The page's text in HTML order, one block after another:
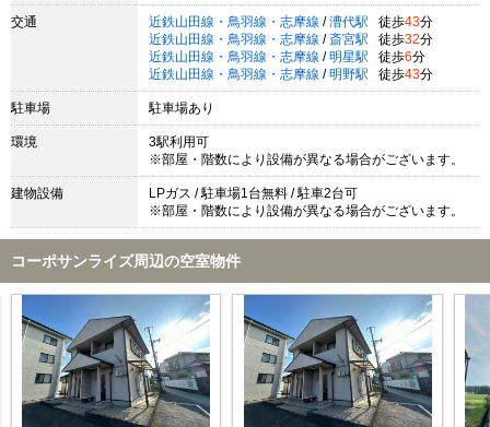
交通 近鉄山田線・鳥羽線・志摩線 / 漕代駅 徒歩43分
近鉄山田線・鳥羽線・志摩線 / 斎宮駅 徒歩32分
近鉄山田線・鳥羽線・志摩線 / 明星駅 徒歩6分
近鉄山田線・鳥羽線・志摩線 / 明野駅 徒歩43分
駐車場 駐車場あり
環境
3駅利用可
※部屋・階数により設備が異なる場合がございます。
建物設備
LPガス / 駐車場1台無料 / 駐車2台可
※部屋・階数により設備が異なる場合がございます。
コーポサンライズ周辺の空室物件